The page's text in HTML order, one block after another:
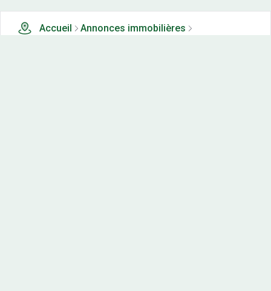
Accueil
Annonces immobilières